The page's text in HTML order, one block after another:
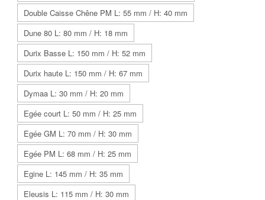
Double Caisse Chêne PM L: 55 mm / H: 40 mm
Dune 80 L: 80 mm / H: 18 mm
Durix Basse L: 150 mm / H: 52 mm
Durix haute L: 150 mm / H: 67 mm
Dymaa L: 30 mm / H: 20 mm
Egée court L: 50 mm / H: 25 mm
Egée GM L: 70 mm / H: 30 mm
Egée PM L: 68 mm / H: 25 mm
Egine L: 145 mm / H: 35 mm
Eleusis L: 115 mm / H: 30 mm